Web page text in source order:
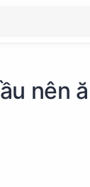
nên